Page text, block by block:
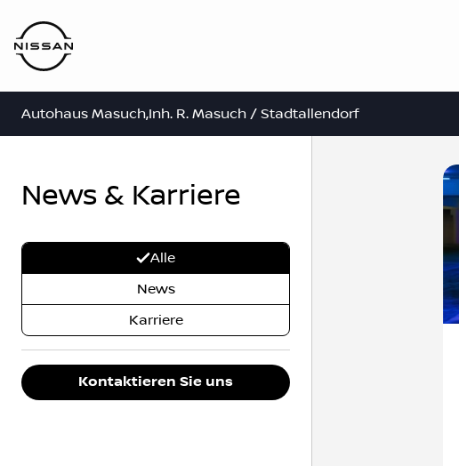
Autohaus Masuch,Inh. R. Masuch / Stadtallendorf
News & Karriere
Alle
News
Karriere
Kontaktieren Sie uns